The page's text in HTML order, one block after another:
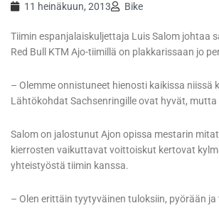
11 heinäkuun, 2013 Bike
Tiimin espanjalaiskuljettaja Luis Salom johtaa
Red Bull KTM Ajo-tiimillä on plakkarissaan jo
– Olemme onnistuneet hienosti kaikissa
Lähtökohdat Sachsenringille ovat hyvät,
Salom on jalostunut Ajon opissa mestarin
kierrosten vaikuttavat voittoiskut kertovat
yhteistyöstä tiimin kanssa.
– Olen erittäin tyytyväinen tuloksiin, pyörään